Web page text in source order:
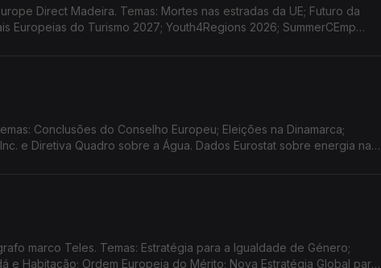
Direct Madeira. Temas: Mortes nas estradas da UE; Futuro da
Europeias do Turismo 2027; Youth4Regions 2026; SummerCEmp
Conclusões do Conselho Europeu; Eleições na Dinamarca;
e Diretiva Quadro sobre a Água. Dados Eurostat sobre energia na
marco Teles. Temas: Estratégia para a Igualdade de Género;
e Habitação; Ordem Europeia do Mérito; Nova Estratégia Global para